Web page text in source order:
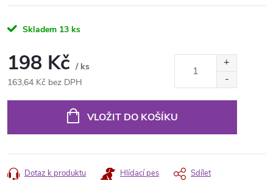
Skladem 13 ks
198 Kč / ks
163,64 Kč bez DPH
VLOŽIT DO KOŠÍKU
Dotaz k produktu Hlídací pes Sdílet